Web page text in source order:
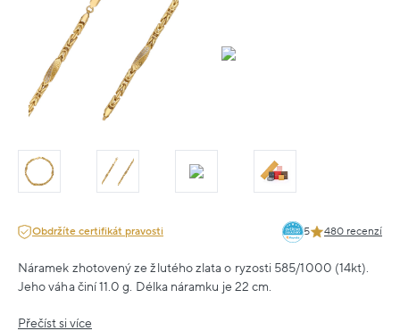
Obdržíte certifikát pravosti 5 480 recenzí
Náramek zhotovený ze žlutého zlata o ryzosti 585/1000 (14kt).
Jeho váha činí 11.0 g. Délka náramku je 22 cm.
Přečíst si více